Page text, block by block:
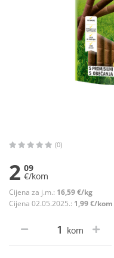
(0)
2 09
€/kom
Cijena za j.m.: 16,59 €/kg
Cijena 02.05.2025.: 1,99 €/kom
kom